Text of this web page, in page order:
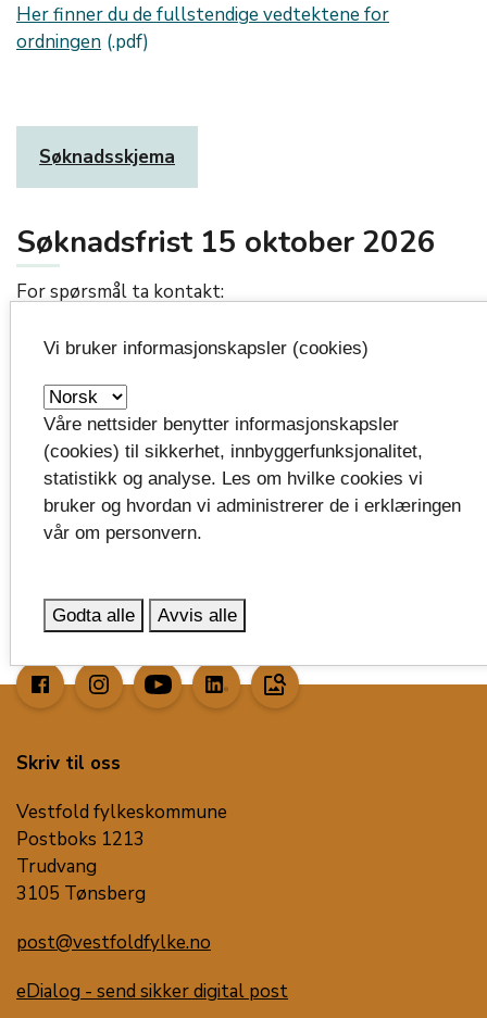
Her finner du de fullstendige vedtektene for
ordningen
Søknadsskjema
Søknadsfrist 15 oktober 2026
For spørsmål ta kontakt:
Eira Bjørvik
verdiskaping på kulturmiljøområdet og
satsinger innenfor museumssektoren.
mail_outline eira.bjorvik@vestfoldfylke.no
smartphone 93486942
image_search
Skriv til oss
Vestfold fylkeskommune
Postboks 1213
Trudvang
3105 Tønsberg
post@vestfoldfylke.no
eDialog - send sikker digital post
Vi bruker informasjonskapsler (cookies)
Våre nettsider benytter informasjonskapsler
(cookies) til sikkerhet, innbyggerfunksjonalitet,
statistikk og analyse. Les om hvilke cookies vi
bruker og hvordan vi administrerer de i erklæringen
vår om personvern.
Godta alle Avvis alle